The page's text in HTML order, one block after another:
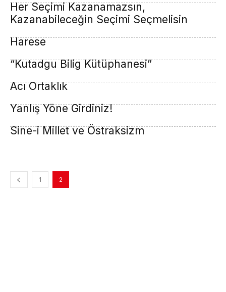
Her Seçimi Kazanamazsın,
Kazanabileceğin Seçimi Seçmelisin
Harese
“Kutadgu Bilig Kütüphanesi”
Acı Ortaklık
Yanlış Yöne Girdiniz!
Sine-i Millet ve Östraksizm
1 2